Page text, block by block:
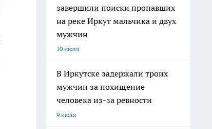
завершили поиски пропавших
на реке Иркут мальчика и двух
мужчин
10 июля
В Иркутске задержали троих
мужчин за похищение
человека из-за ревности
9 июля